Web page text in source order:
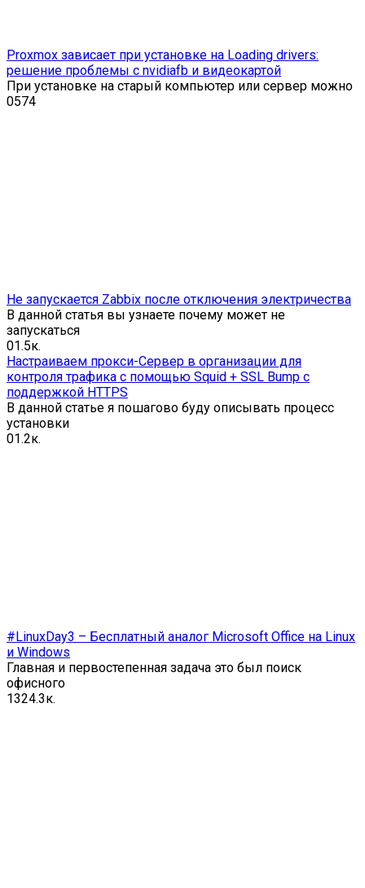
Proxmox зависает при установке на Loading drivers:
решение проблемы с nvidiafb и видеокартой
При установке на старый компьютер или сервер можно
0574
Не запускается Zabbix после отключения электричества
В данной статья вы узнаете почему может не
запускаться
01.5к.
Настраиваем прокси-Сервер в организации для
контроля трафика с помощью Squid + SSL Bump с
поддержкой HTTPS
В данной статье я пошагово буду описывать процесс
установки
01.2к.
#LinuxDay3 – Бесплатный аналог Microsoft Office на Linux
и Windows
Главная и первостепенная задача это был поиск
офисного
1324.3к.